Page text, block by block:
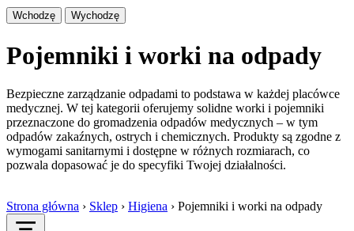
Wchodzę Wychodzę
Pojemniki i worki na odpady
Bezpieczne zarządzanie odpadami to podstawa w każdej placówce
medycznej. W tej kategorii oferujemy solidne worki i pojemniki
przeznaczone do gromadzenia odpadów medycznych – w tym
odpadów zakaźnych, ostrych i chemicznych. Produkty są zgodne z
wymogami sanitarnymi i dostępne w różnych rozmiarach, co
pozwala dopasować je do specyfiki Twojej działalności.
Strona główna › Sklep › Higiena › Pojemniki i worki na odpady